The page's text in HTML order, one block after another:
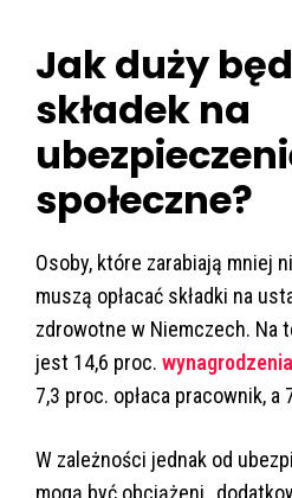
Jak duży
składek na
społeczne?
Osoby, które zarabiają mniej
muszą opłacać składki na
zdrowotne w Niemczech. Na
jest 14,6 proc.
7,3 proc. opłaca pracownik, a
W zależności jednak od